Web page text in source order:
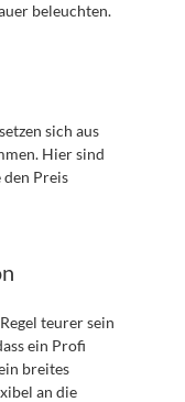
beleuchten.
setzen sich aus
Hier sind
Preis
teurer sein
ein Profi
breites
an die